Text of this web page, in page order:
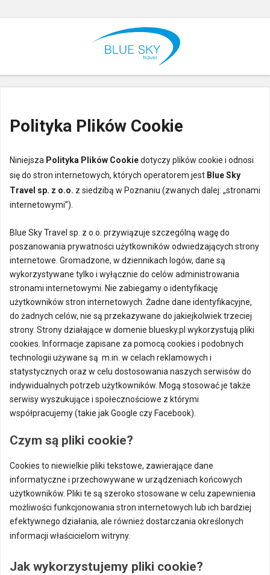
Polityka Plików Cookie
Niniejsza Polityka Plików Cookiedotyczy plików cookie i odnosi
się do stron internetowych, których operatorem jest Blue Sky
Travel sp. z o.o. z siedzibą w Poznaniu (zwanych dalej: „stronami
internetowymi”).
Blue Sky Travel sp. z o.o. przywiązuje szczególną wagę do
poszanowania prywatności użytkowników odwiedzających strony
internetowe. Gromadzone, w dziennikach logów, dane są
wykorzystywane tylko i wyłącznie do celów administrowania
stronami internetowymi. Nie zabiegamy o identyfikację
użytkowników stron internetowych. Żadne dane identyfikacyjne,
do żadnych celów, nie są przekazywane do jakiejkolwiek trzeciej
strony. Strony działające w domenie bluesky.pl wykorzystują pliki
cookies. Informacje zapisane za pomocą cookies i podobnych
technologii używane są m.in. w celach reklamowych i
statystycznych oraz w celu dostosowania naszych serwisów do
indywidualnych potrzeb użytkowników. Mogą stosować je także
serwisy wyszukujące i społecznościowe z którymi
współpracujemy (takie jak Google czy Facebook).
Czym są pliki cookie?
Cookies to niewielkie pliki tekstowe, zawierające dane
informatyczne i przechowywane w urządzeniach końcowych
użytkowników. Pliki te są szeroko stosowane w celu zapewnienia
możliwości funkcjonowania stron internetowych lub ich bardziej
efektywnego działania, ale również dostarczania określonych
informacji właścicielom witryny.
Jak wykorzystujemy pliki cookie?